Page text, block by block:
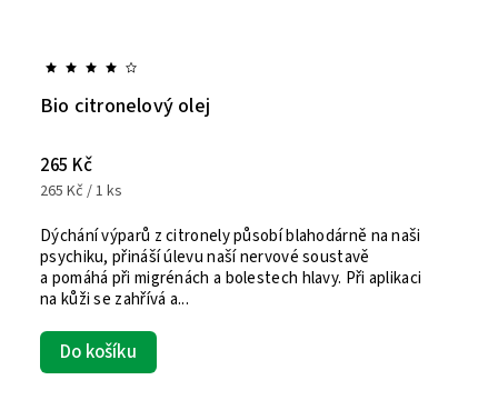
Bio citronelový olej
265 Kč
265 Kč / 1 ks
Do košíku
Dýchání výparů z citronely působí blahodárně na naši
psychiku, přináší úlevu naší nervové soustavě
a pomáhá při migrénách a bolestech hlavy. Při aplikaci
na kůži se zahřívá a...